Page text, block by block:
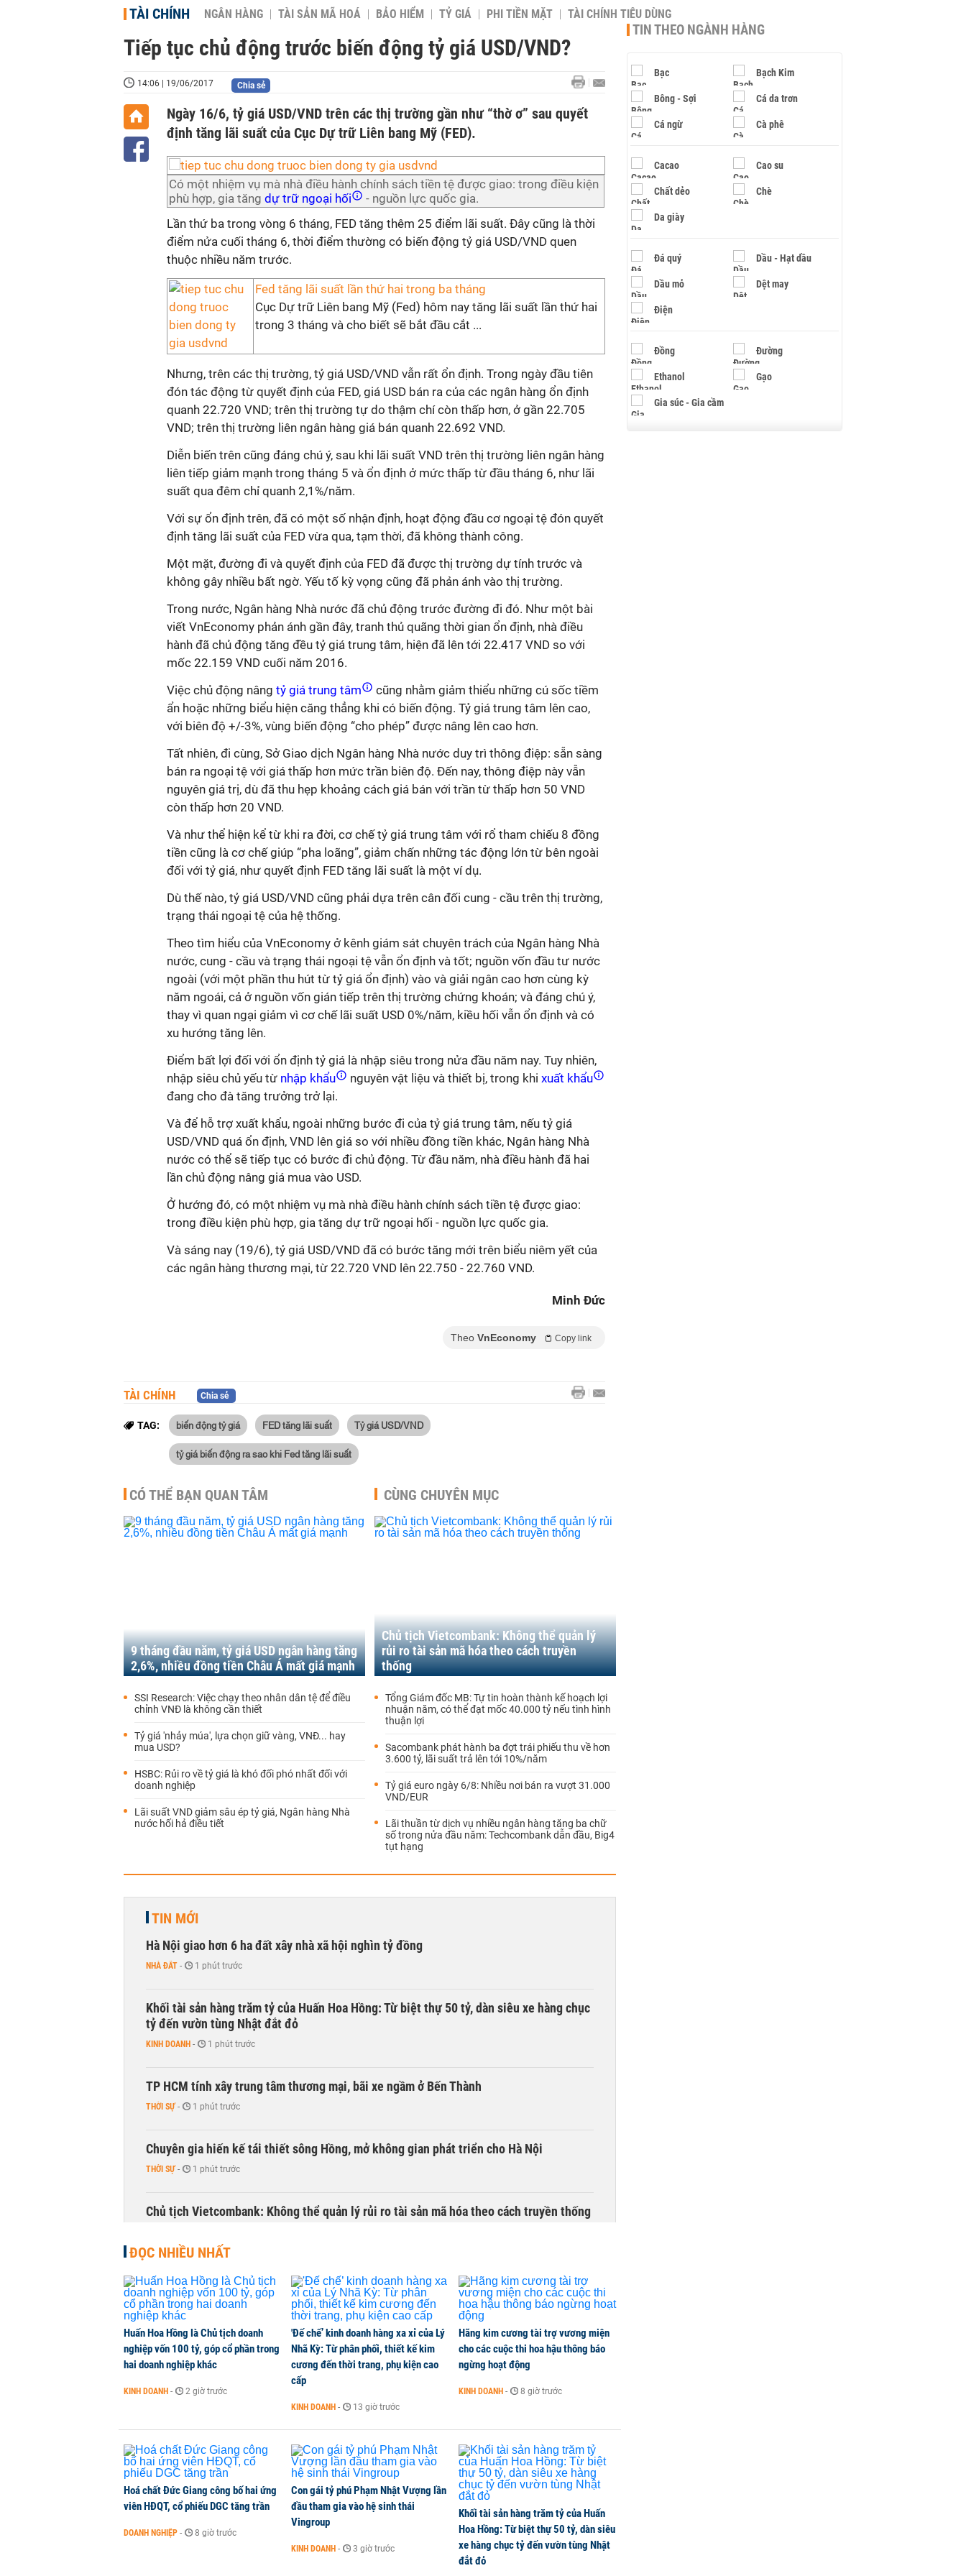
TÀI CHÍNH NGÂN HÀNG TÀI SẢN MÃ HOÁ BẢO HIỂM TỶ GIÁ PHI TIỀN MẶT TÀI CHÍNH TIÊU DÙNG
Tiếp tục chủ động trước biến động tỷ giá USD/VND?
14:06 | 19/06/2017 Chia sẻ
Ngày 16/6, tỷ giá USD/VND trên các thị trường gần như “thờ ơ” sau quyết
định tăng lãi suất của Cục Dự trữ Liên bang Mỹ (FED).
Có một nhiệm vụ mà nhà điều hành chính sách tiền tệ được giao: trong điều kiện
phù hợp, gia tăng dự trữ ngoại hối
- nguồn lực quốc gia.
Lần thứ ba trong vòng 6 tháng, FED tăng thêm 25 điểm lãi suất. Đây cũng là thời
điểm nửa cuối tháng 6, thời điểm thường có biến động tỷ giá USD/VND quen
thuộc nhiều năm trước.
Fed tăng lãi suất lần thứ hai trong ba tháng
Cục Dự trữ Liên bang Mỹ (Fed) hôm nay tăng lãi suất lần thứ hai
trong 3 tháng và cho biết sẽ bắt đầu cắt ...
Nhưng, trên các thị trường, tỷ giá USD/VND vẫn rất ổn định. Trong ngày đầu tiên
đón tác động từ quyết định của FED, giá USD bán ra của các ngân hàng ổn định
quanh 22.720 VND; trên thị trường tự do thậm chí còn thấp hơn, ở gần 22.705
VND; trên thị trường liên ngân hàng giá bán quanh 22.692 VND.
Diễn biến trên cũng đáng chú ý, sau khi lãi suất VND trên thị trường liên ngân hàng
liên tiếp giảm mạnh trong tháng 5 và ổn định ở mức thấp từ đầu tháng 6, như lãi
suất qua đêm chỉ quanh 2,1%/năm.
Với sự ổn định trên, đã có một số nhận định, hoạt động đầu cơ ngoại tệ đón quyết
định tăng lãi suất của FED vừa qua, tạm thời, đã không thành công.
Một mặt, đường đi và quyết định của FED đã được thị trường dự tính trước và
không gây nhiều bất ngờ. Yếu tố kỳ vọng cũng đã phản ánh vào thị trường.
Trong nước, Ngân hàng Nhà nước đã chủ động trước đường đi đó. Như một bài
viết VnEconomy phản ánh gần đây, tranh thủ quãng thời gian ổn định, nhà điều
hành đã chủ động tăng đều tỷ giá trung tâm, hiện đã lên tới 22.417 VND so với
mốc 22.159 VND cuối năm 2016.
Việc chủ động nâng tỷ giá trung tâm
cũng nhằm giảm thiểu những cú sốc tiềm
ẩn hoặc những biểu hiện căng thẳng khi có biến động. Tỷ giá trung tâm lên cao,
với biên độ +/-3%, vùng biến động “cho phép” được nâng lên cao hơn.
Tất nhiên, đi cùng, Sở Giao dịch Ngân hàng Nhà nước duy trì thông điệp: sẵn sàng
bán ra ngoại tệ với giá thấp hơn mức trần biên độ. Đến nay, thông điệp này vẫn
nguyên giá trị, dù đã thu hẹp khoảng cách giá bán với trần từ thấp hơn 50 VND
còn thấp hơn 20 VND.
Và như thể hiện kể từ khi ra đời, cơ chế tỷ giá trung tâm với rổ tham chiếu 8 đồng
tiền cũng là cơ chế giúp “pha loãng”, giảm chấn những tác động lớn từ bên ngoài
đối với tỷ giá, như quyết định FED tăng lãi suất là một ví dụ.
Dù thế nào, tỷ giá USD/VND cũng phải dựa trên cân đối cung - cầu trên thị trường,
trạng thái ngoại tệ của hệ thống.
Theo tìm hiểu của VnEconomy ở kênh giám sát chuyên trách của Ngân hàng Nhà
nước, cung - cầu và trạng thái ngoại tệ vẫn ổn định và tốt; nguồn vốn đầu tư nước
ngoài (với một phần thu hút từ tỷ giá ổn định) vào và giải ngân cao hơn cùng kỳ
năm ngoái, cả ở nguồn vốn gián tiếp trên thị trường chứng khoán; và đáng chú ý,
thay vì quan ngại giảm vì cơ chế lãi suất USD 0%/năm, kiều hối vẫn ổn định và có
xu hướng tăng lên.
Điểm bất lợi đối với ổn định tỷ giá là nhập siêu trong nửa đầu năm nay. Tuy nhiên,
nhập siêu chủ yếu từ nhập khẩu nguyên vật liệu và thiết bị, trong khi xuất khẩu
đang cho đà tăng trưởng trở lại.
Và để hỗ trợ xuất khẩu, ngoài những bước đi của tỷ giá trung tâm, nếu tỷ giá
USD/VND quá ổn định, VND lên giá so với nhiều đồng tiền khác, Ngân hàng Nhà
nước có thể sẽ tiếp tục có bước đi chủ động. Từ đầu năm, nhà điều hành đã hai
lần chủ động nâng giá mua vào USD.
Ở hướng đó, có một nhiệm vụ mà nhà điều hành chính sách tiền tệ được giao:
trong điều kiện phù hợp, gia tăng dự trữ ngoại hối - nguồn lực quốc gia.
Và sáng nay (19/6), tỷ giá USD/VND đã có bước tăng mới trên biểu niêm yết của
các ngân hàng thương mại, từ 22.720 VND lên 22.750 - 22.760 VND.
Minh Đức
Theo VnEconomy Copy link
TÀI CHÍNH Chia sẻ
TAG: biến động tỷ giá FED tăng lãi suất Tỷ giá USD/VND
tỷ giá biến động ra sao khi Fed tăng lãi suất
CÓ THỂ BẠN QUAN TÂM
9 tháng đầu năm, tỷ giá USD ngân hàng tăng
2,6%, nhiều đồng tiền Châu Á mất giá mạnh
SSI Research: Việc chạy theo nhân dân tệ để điều
chỉnh VNĐ là không cần thiết
Tỷ giá 'nhảy múa', lựa chọn giữ vàng, VNĐ... hay
mua USD?
HSBC: Rủi ro về tỷ giá là khó đối phó nhất đối với
doanh nghiệp
Lãi suất VND giảm sâu ép tỷ giá, Ngân hàng Nhà
nước hối hả điều tiết
CÙNG CHUYÊN MỤC
Chủ tịch Vietcombank: Không thể quản lý
rủi ro tài sản mã hóa theo cách truyền
thống
Tổng Giám đốc MB: Tự tin hoàn thành kế hoạch lợi
nhuận năm, có thể đạt mốc 40.000 tỷ nếu tình hình
thuận lợi
Sacombank phát hành ba đợt trái phiếu thu về hơn
3.600 tỷ, lãi suất trả lên tới 10%/năm
Tỷ giá euro ngày 6/8: Nhiều nơi bán ra vượt 31.000
VND/EUR
Lãi thuần từ dịch vụ nhiều ngân hàng tăng ba chữ
số trong nửa đầu năm: Techcombank dẫn đầu, Big4
tụt hạng
TIN MỚI
Hà Nội giao hơn 6 ha đất xây nhà xã hội nghìn tỷ đồng
NHÀ ĐẤT - 1 phút trước
Khối tài sản hàng trăm tỷ của Huấn Hoa Hồng: Từ biệt thự 50 tỷ, dàn siêu xe hàng chục
tỷ đến vườn tùng Nhật đắt đỏ
KINH DOANH - 1 phút trước
TP HCM tính xây trung tâm thương mại, bãi xe ngầm ở Bến Thành
THỜI SỰ - 1 phút trước
Chuyên gia hiến kế tái thiết sông Hồng, mở không gian phát triển cho Hà Nội
THỜI SỰ - 1 phút trước
Chủ tịch Vietcombank: Không thể quản lý rủi ro tài sản mã hóa theo cách truyền thống
ĐỌC NHIỀU NHẤT
Huấn Hoa Hồng là Chủ tịch doanh
nghiệp vốn 100 tỷ, góp cổ phần trong
hai doanh nghiệp khác
KINH DOANH - 2 giờ trước
'Đế chế’ kinh doanh hàng xa xỉ của Lý
Nhã Kỳ: Từ phân phối, thiết kế kim
cương đến thời trang, phụ kiện cao
cấp
KINH DOANH - 13 giờ trước
Hãng kim cương tài trợ vương miện
cho các cuộc thi hoa hậu thông báo
ngừng hoạt động
KINH DOANH - 8 giờ trước
Hoá chất Đức Giang công bố hai ứng
viên HĐQT, cổ phiếu DGC tăng trần
DOANH NGHIỆP - 8 giờ trước
Con gái tỷ phú Phạm Nhật Vượng lần
đầu tham gia vào hệ sinh thái
Vingroup
KINH DOANH - 3 giờ trước
Khối tài sản hàng trăm tỷ của Huấn
Hoa Hồng: Từ biệt thự 50 tỷ, dàn siêu
xe hàng chục tỷ đến vườn tùng Nhật
đắt đỏ
TIN THEO NGÀNH HÀNG
Bạc Bạch Kim
Bông - Sợi Cá da trơn
Cá ngừ Cà phê
Cacao Cao su
Chất dẻo Chè
Da giày
Đá quý Dầu - Hạt dầu
Dầu mỏ Dệt may
Điện
Đồng Đường
Ethanol Gạo
Gia súc - Gia cầm